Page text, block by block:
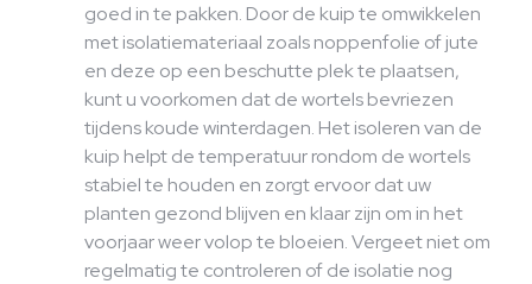
goed in te pakken. Door de kuip te omwikkelen
met isolatiemateriaal zoals noppenfolie of jute
en deze op een beschutte plek te plaatsen,
kunt u voorkomen dat de wortels bevriezen
tijdens koude winterdagen. Het isoleren van de
kuip helpt de temperatuur rondom de wortels
stabiel te houden en zorgt ervoor dat uw
planten gezond blijven en klaar zijn om in het
voorjaar weer volop te bloeien. Vergeet niet om
regelmatig te controleren of de isolatie nog